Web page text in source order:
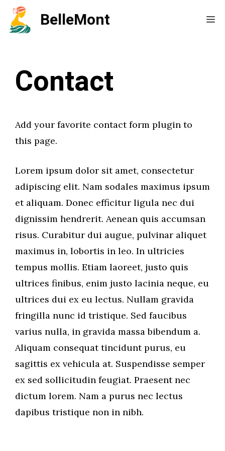
Aller
BelleMont
Contact
Add your favorite contact form plugin to
this page.
Lorem ipsum dolor sit amet, consectetur
adipiscing elit. Nam sodales maximus ipsum
et aliquam. Donec efficitur ligula nec dui
dignissim hendrerit. Aenean quis accumsan
risus. Curabitur dui augue, pulvinar aliquet
maximus in, lobortis in leo. In ultricies
tempus mollis. Etiam laoreet, justo quis
ultrices finibus, enim justo lacinia neque, eu
ultrices dui ex eu lectus. Nullam gravida
fringilla nunc id tristique. Sed faucibus
varius nulla, in gravida massa bibendum a.
Aliquam consequat tincidunt purus, eu
sagittis ex vehicula at. Suspendisse semper
ex sed sollicitudin feugiat. Praesent nec
dictum lorem. Nam a purus nec lectus
dapibus tristique non in nibh.